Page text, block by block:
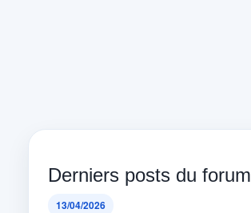
Derniers posts du forum
13/04/2026